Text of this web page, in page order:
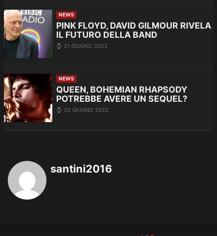
NEWS
PINK FLOYD, DAVID GILMOUR RIVELA
IL FUTURO DELLA BAND
21 GIUGNO 2022
NEWS
QUEEN, BOHEMIAN RHAPSODY
POTREBBE AVERE UN SEQUEL?
20 GIUGNO 2022
santini2016